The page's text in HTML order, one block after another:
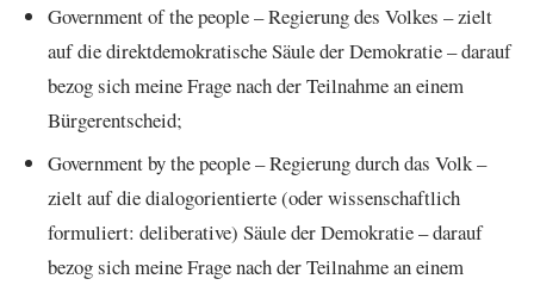
Government of the people – Regierung des Volkes – zielt
auf die direktdemokratische Säule der Demokratie – darauf
bezog sich meine Frage nach der Teilnahme an einem
Bürgerentscheid;
Government by the people – Regierung durch das Volk –
zielt auf die dialogorientierte (oder wissenschaftlich
formuliert: deliberative) Säule der Demokratie – darauf
bezog sich meine Frage nach der Teilnahme an einem